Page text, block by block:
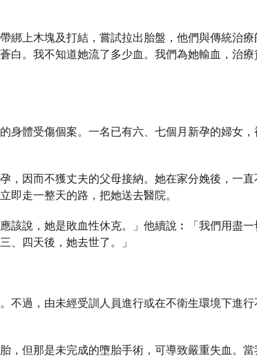
綁上木塊及打結，嘗試拉出胎盤，他們與傳統治療
白。我不知道她流了多少血。我們為她輸血，治療
身體受傷個案。一名已有六、七個月新孕的婦女，
，因而不獲丈夫的父母接納。她在家分娩後，一直
走一整天的路，把她送去醫院。
該說，她是敗血性休克。」他續說︰「我們用盡一
、四天後，她去世了。」
不過，由未經受訓人員進行或在不衛生環境下進行
，但那是未完成的墮胎手術，可導致嚴重失血。當